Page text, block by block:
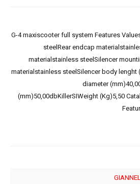
G-4 maxiscooter full system Features
steelRear endcap
materialstainless steelSilencer
materialstainless steelSilencer body
diameter
(mm)50,00dbKillerSIWeight (Kg)5,50